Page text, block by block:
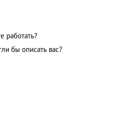
работать?
бы описать вас?